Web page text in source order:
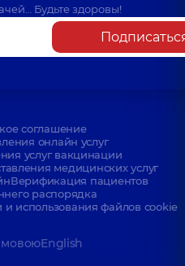
Будьте здоровы!
соглашение
онлайн услуг
услуг вакцинации
медицинских услуг
Верификация пациентов
распорядка
использования файлов cookie
мовоюEnglish